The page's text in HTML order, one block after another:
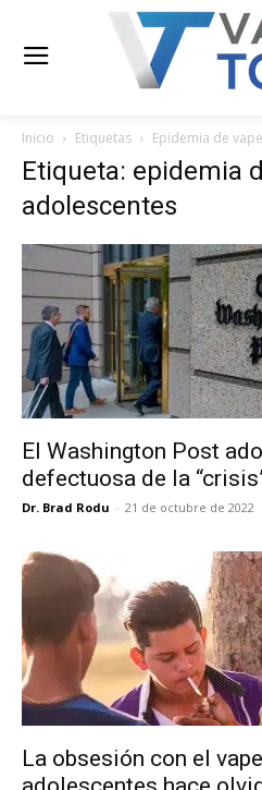
Inicio Etiquetas Epidemia de
Etiqueta: epidemia
adolescentes
El Washington Post
defectuosa de la
Dr. Brad Rodu - 21 de octubre de 2022
La obsesión con el